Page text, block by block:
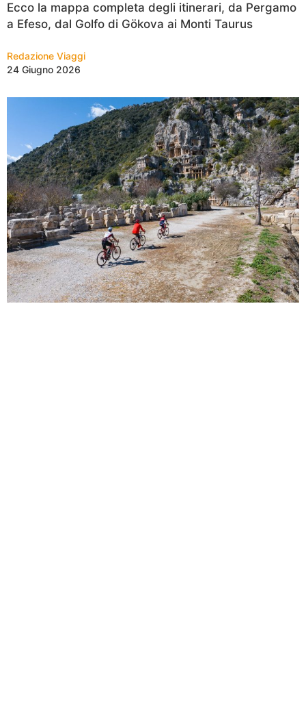
Ecco la mappa completa degli itinerari, da Pergamo
a Efeso, dal Golfo di Gökova ai Monti Taurus
Redazione Viaggi
24 Giugno 2026